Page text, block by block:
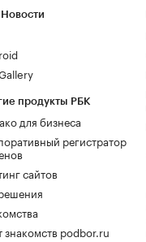
продукты РБК
для бизнеса
регистратор
сайтов
знакомств podbor.ru